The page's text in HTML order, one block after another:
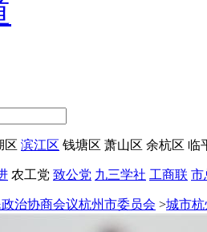
区 滨江区 钱塘区 萧山区 余杭区 临
农工党 致公党 九三学社 工商联 市
治协商会议杭州市委员会 >城市杭